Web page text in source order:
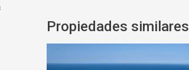
Propiedades similares